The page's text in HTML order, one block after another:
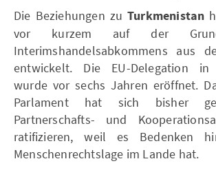
Die Beziehungen zuTurkmenistan
vor kurzem auf der
Interimshandelsabkommens aus
entwickelt. Die EU-Delegation in
wurde vor sechs Jahren eröffnet.
Parlament hat sich bisher
Partnerschafts- und
ratifizieren, weil es Bedenken
Menschenrechtslage im Lande hat.